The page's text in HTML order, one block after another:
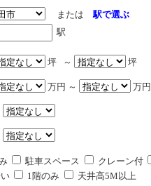
または駅で選ぶ
駅
坪 ～ 坪
万円 ～ 万円
駐車スペース クレーン付
1階のみ 天井高5M以上